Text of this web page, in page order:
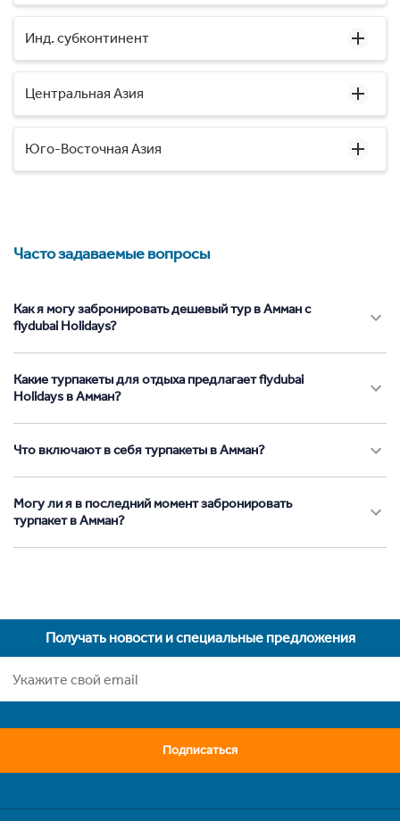
Инд. субконтинент
Центральная Азия
Юго-Восточная Азия
Часто задаваемые вопросы
Как я могу забронировать дешевый тур в Амман с
flydubai Holidays?
Какие турпакеты для отдыха предлагает flydubai
Holidays в Амман?
Что включают в себя турпакеты в Амман?
Могу ли я в последний момент забронировать
турпакет в Амман?
Получать новости и специальные предложения
Подписаться